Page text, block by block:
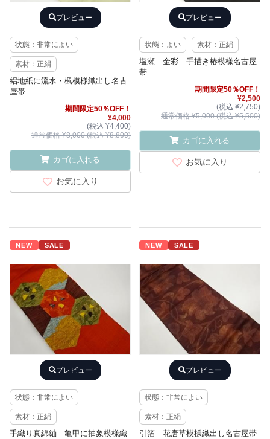
プレビュー
状態：非常によい
素材：正絹
絽地紙に流水・楓模様織出し名古
屋帯
期間限定50％OFF！
¥4,000
(税込 ¥4,400)
通常価格 ¥8,000 (税込 ¥8,800)
カゴに入れる
お気に入り
プレビュー
状態：よい 素材：正絹
塩瀬 金彩 手描き椿模様名古屋
帯
期間限定50％OFF！
¥2,500
(税込 ¥2,750)
通常価格 ¥5,000 (税込 ¥5,500)
カゴに入れる
お気に入り
NEW SALE
プレビュー
状態：非常によい
素材：正絹
手織り真綿紬 亀甲に抽象模様織
NEW SALE
プレビュー
状態：非常によい
素材：正絹
引箔 花唐草模様織出し名古屋帯